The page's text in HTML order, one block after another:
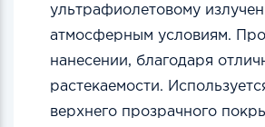
ультрафиолетовому
атмосферным условиям.
нанесении, благодаря
растекаемости.
верхнего прозрачного